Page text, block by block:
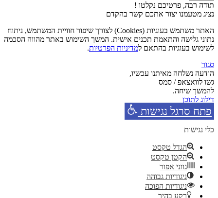
תודה רבה, פרטיכם נקלטו !
נציג מטעמנו יצור אתכם קשר בהקדם
האתר משתמש בעוגיות (Cookies) לצורך שיפור חוויית המשתמש, ניתוח
נתוני גלישה והתאמת תכנים אישית. המשך השימוש באתר מהווה הסכמה
לשימוש בעוגיות בהתאם למדיניות הפרטיות.
סגור
הודעה נשלחה מאיתנו עכשיו,
גשו לוואצאפ / סמס
להמשך שיחה.
דילוג לתוכן
פתח סרגל נגישות
כלי נגישות
הגדל טקסט
הקטן טקסט
גווני אפור
ניגודיות גבוהה
ניגודיות הפוכה
רקע בהיר